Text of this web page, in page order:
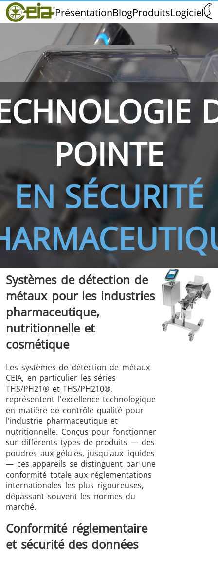
PrésentationBlogProduitsLogiciel
Home
CEIA
Distributeurs
Salons et Événements
THS/PH210 THS/PH210-FFV THS/
THS/PH21N-FB THS/PH21N-FFV
THS/
THS/FBB
THS/MBB
THS/GMS21
THS Production
4.0
MD-SCOPE
POINTE
EN SÉCURITÉ
Systèmes de détection de
métaux pour les industries
pharmaceutique,
nutritionnelle et
cosmétique
Les systèmes de détection de métaux
CEIA, en particulier les séries
THS/PH21® et THS/PH210®,
représentent l'excellence technologique
en matière de contrôle qualité pour
l'industrie pharmaceutique et
nutritionnelle. Conçus pour fonctionner
sur différents types de produits — des
poudres aux gélules, jusqu'aux liquides
— ces appareils se distinguent par une
conformité totale aux réglementations
internationales les plus rigoureuses,
dépassant souvent les normes du
marché.
Conformité réglementaire
et sécurité des données